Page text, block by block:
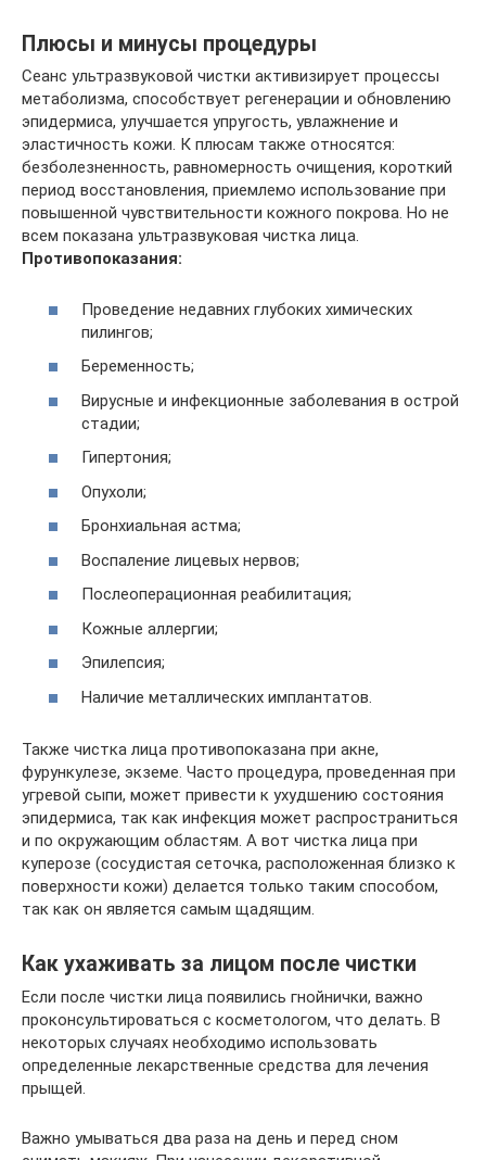
Плюсы и минусы процедуры
Сеанс ультразвуковой чистки активизирует процессы
метаболизма, способствует регенерации и обновлению
эпидермиса, улучшается упругость, увлажнение и
эластичность кожи. К плюсам также относятся:
безболезненность, равномерность очищения, короткий
период восстановления, приемлемо использование при
повышенной чувствительности кожного покрова. Но не
всем показана ультразвуковая чистка лица.
Противопоказания:
Проведение недавних глубоких химических
пилингов;
Беременность;
Вирусные и инфекционные заболевания в острой
стадии;
Гипертония;
Опухоли;
Бронхиальная астма;
Воспаление лицевых нервов;
Послеоперационная реабилитация;
Кожные аллергии;
Эпилепсия;
Наличие металлических имплантатов.
Также чистка лица противопоказана при акне,
фурункулезе, экземе. Часто процедура, проведенная при
угревой сыпи, может привести к ухудшению состояния
эпидермиса, так как инфекция может распространиться
и по окружающим областям. А вот чистка лица при
куперозе (сосудистая сеточка, расположенная близко к
поверхности кожи) делается только таким способом,
так как он является самым щадящим.
Как ухаживать за лицом после чистки
Если после чистки лица появились гнойнички, важно
проконсультироваться с косметологом, что делать. В
некоторых случаях необходимо использовать
определенные лекарственные средства для лечения
прыщей.
Важно умываться два раза на день и перед сном